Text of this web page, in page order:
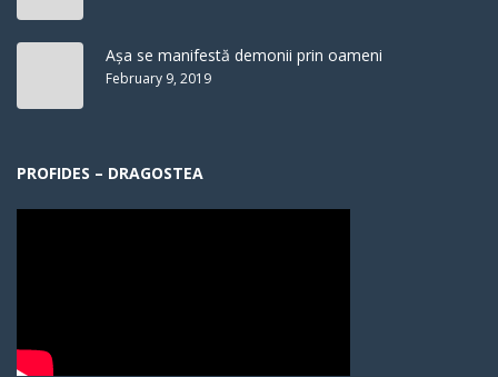
Așa se manifestă demonii prin oameni
February 9, 2019
PROFIDES – DRAGOSTEA